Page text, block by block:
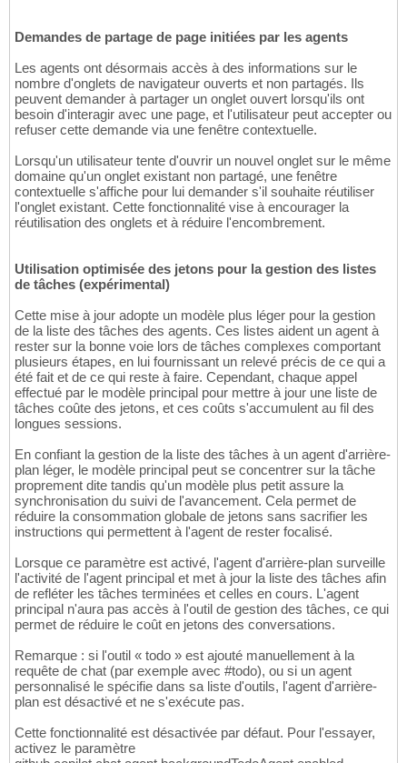
Demandes de partage de page initiées par les agents
Les agents ont désormais accès à des informations sur le
nombre d'onglets de navigateur ouverts et non partagés. Ils
peuvent demander à partager un onglet ouvert lorsqu'ils ont
besoin d'interagir avec une page, et l'utilisateur peut accepter ou
refuser cette demande via une fenêtre contextuelle.
Lorsqu'un utilisateur tente d'ouvrir un nouvel onglet sur le même
domaine qu'un onglet existant non partagé, une fenêtre
contextuelle s'affiche pour lui demander s'il souhaite réutiliser
l'onglet existant. Cette fonctionnalité vise à encourager la
réutilisation des onglets et à réduire l'encombrement.
Utilisation optimisée des jetons pour la gestion des listes
de tâches (expérimental)
Cette mise à jour adopte un modèle plus léger pour la gestion
de la liste des tâches des agents. Ces listes aident un agent à
rester sur la bonne voie lors de tâches complexes comportant
plusieurs étapes, en lui fournissant un relevé précis de ce qui a
été fait et de ce qui reste à faire. Cependant, chaque appel
effectué par le modèle principal pour mettre à jour une liste de
tâches coûte des jetons, et ces coûts s'accumulent au fil des
longues sessions.
En confiant la gestion de la liste des tâches à un agent d'arrière-
plan léger, le modèle principal peut se concentrer sur la tâche
proprement dite tandis qu'un modèle plus petit assure la
synchronisation du suivi de l'avancement. Cela permet de
réduire la consommation globale de jetons sans sacrifier les
instructions qui permettent à l'agent de rester focalisé.
Lorsque ce paramètre est activé, l'agent d'arrière-plan surveille
l'activité de l'agent principal et met à jour la liste des tâches afin
de refléter les tâches terminées et celles en cours. L'agent
principal n'aura pas accès à l'outil de gestion des tâches, ce qui
permet de réduire le coût en jetons des conversations.
Remarque : si l'outil « todo » est ajouté manuellement à la
requête de chat (par exemple avec #todo), ou si un agent
personnalisé le spécifie dans sa liste d'outils, l'agent d'arrière-
plan est désactivé et ne s'exécute pas.
Cette fonctionnalité est désactivée par défaut. Pour l'essayer,
activez le paramètre